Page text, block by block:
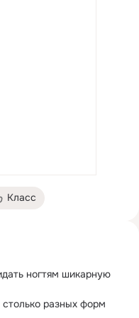
Класс
ногтям шикарную
разных форм